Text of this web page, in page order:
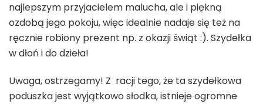
najlepszym przyjacielem malucha, ale i piękną
ozdobą jego pokoju, więc idealnie nadaje się też na
ręcznie robiony prezent np. z okazji świąt :). Szydełka
w dłoń i do dzieła!
Uwaga, ostrzegamy! Z racji tego, że ta szydełkowa
poduszka jest wyjątkowo słodka, istnieje ogromne